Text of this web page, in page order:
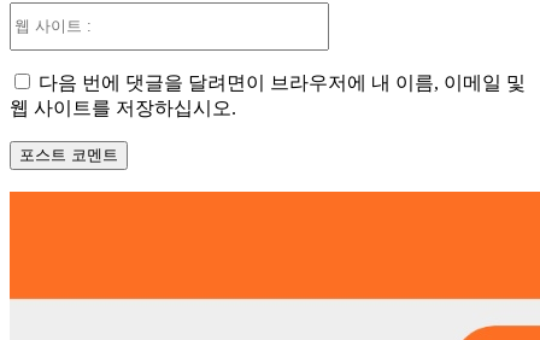
트
다음 번에 댓글을 달려면이 브라우저에 내 이름, 이메일 및
웹 사이트를 저장하십시오.